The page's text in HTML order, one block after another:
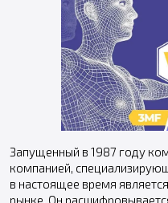
Запущенный в 1987 году
компанией,
в настоящее время
рынке. Он